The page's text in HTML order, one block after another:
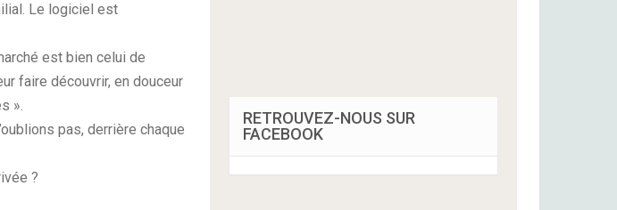
Le logiciel est
est bien celui de
faire découvrir, en douceur
».
pas, derrière chaque
?
RETROUVEZ-NOUS SUR
FACEBOOK